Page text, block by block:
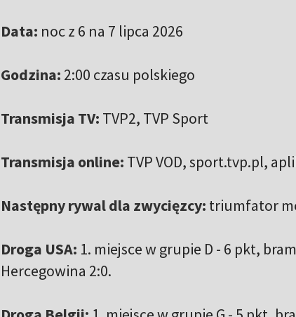
Data: noc z 6 na 7 lipca 2026
Godzina: 2:00 czasu polskiego
Transmisja TV: TVP2, TVP Sport
Transmisja online: TVP VOD, sport.tvp.pl,
Następny rywal dla zwycięzcy: triumfator
Droga USA: 1. miejsce w grupie D - 6 pkt,
Hercegowina 2:0.